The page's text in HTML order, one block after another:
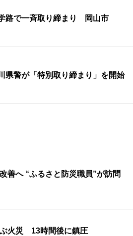
路で一斉取り締まり 岡山市
警が「特別取り締まり」を開始
善へ “ふるさと防災職員”が訪問
火災 13時間後に鎮圧